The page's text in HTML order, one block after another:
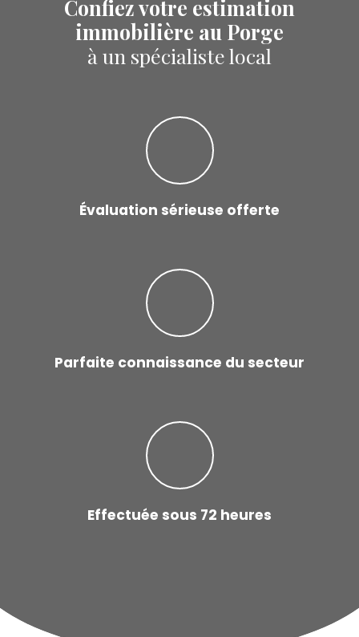
Confiez votre estimation
immobilière au Porge
à un spécialiste local
Évaluation sérieuse offerte
Parfaite connaissance du secteur
Effectuée sous 72 heures